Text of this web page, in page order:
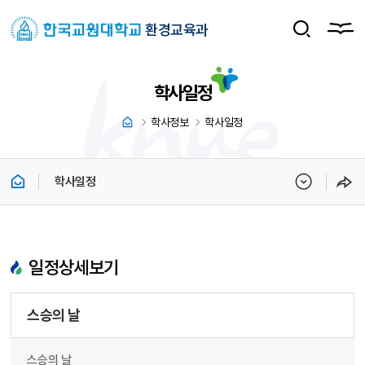
환경교육과
학사일정
학사정보 학사일정
학사일정
일정상세보기
스승의 날
스승의 날